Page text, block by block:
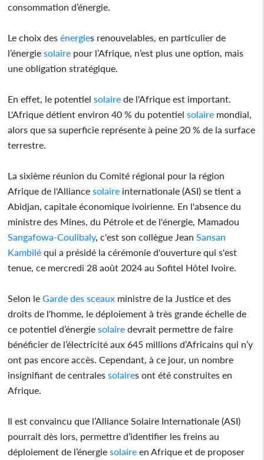
consommation d’énergie.
Le choix des énergies renouvelables, en particulier de
l’énergie solaire pour l’Afrique, n’est plus une option, mais
une obligation stratégique.
En effet, le potentiel solaire de l'Afrique est important.
L'Afrique détient environ 40 % du potentiel solaire mondial,
alors que sa superficie représente à peine 20 % de la surface
terrestre.
La sixième réunion du Comité régional pour la région
Afrique de l'Alliance solaire internationale (ASI) se tient a
Abidjan, capitale économique ivoirienne. En l'absence du
ministre des Mines, du Pétrole et de l'énergie, Mamadou
Sangafowa-Coulibaly, c'est son collègue Jean Sansan
Kambilé qui a présidé la cérémonie d'ouverture qui s'est
tenue, ce mercredi 28 août 2024 au Sofitel Hôtel Ivoire.
Selon le Garde des sceaux ministre de la Justice et des
droits de l'homme, le déploiement à très grande échelle de
ce potentiel d’énergie solaire devrait permettre de faire
bénéficier de l’électricité aux 645 millions d’Africains qui n’y
ont pas encore accès. Cependant, à ce jour, un nombre
insignifiant de centrales solaires ont été construites en
Afrique.
Il est convaincu que l’Alliance Solaire Internationale (ASI)
pourrait dès lors, permettre d’identifier les freins au
déploiement de l’énergie solaire en Afrique et de proposer